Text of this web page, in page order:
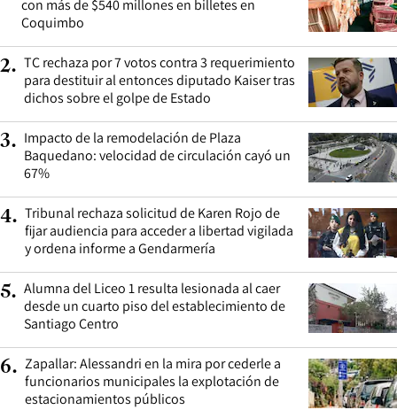
con más de $540 millones en billetes en
Coquimbo
2. TC rechaza por 7 votos contra 3 requerimiento
para destituir al entonces diputado Kaiser tras
dichos sobre el golpe de Estado
3. Impacto de la remodelación de Plaza
Baquedano: velocidad de circulación cayó un
67%
4. Tribunal rechaza solicitud de Karen Rojo de
fijar audiencia para acceder a libertad vigilada
y ordena informe a Gendarmería
5. Alumna del Liceo 1 resulta lesionada al caer
desde un cuarto piso del establecimiento de
Santiago Centro
6. Zapallar: Alessandri en la mira por cederle a
funcionarios municipales la explotación de
estacionamientos públicos